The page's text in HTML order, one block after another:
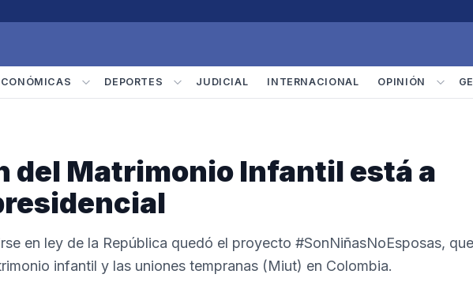
DEPORTES JUDICIAL INTERNACIONAL OPINIÓN
del Matrimonio Infantil está a
en ley de la República quedó el proyecto #SonNiñasNoEsposas, que
infantil y las uniones tempranas (Miut) en Colombia.